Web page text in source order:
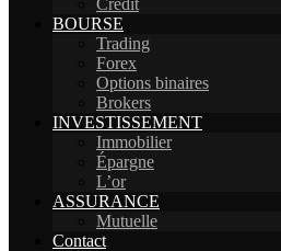
Crédit
BOURSE
Trading
Forex
Options binaires
Brokers
INVESTISSEMENT
Immobilier
Épargne
L’or
ASSURANCE
Mutuelle
Contact